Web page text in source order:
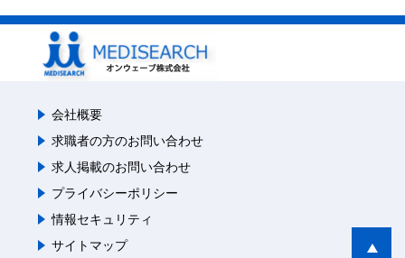
会社概要
求職者の方のお問い合わせ
求人掲載のお問い合わせ
プライバシーポリシー
情報セキュリティ
サイトマップ